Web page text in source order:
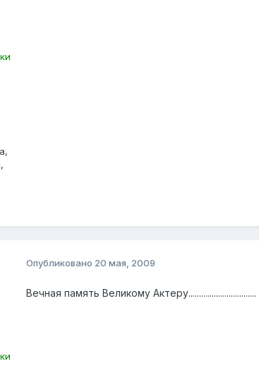
Опубликовано 20 мая, 2009
Вечная память Великому Актеру................................